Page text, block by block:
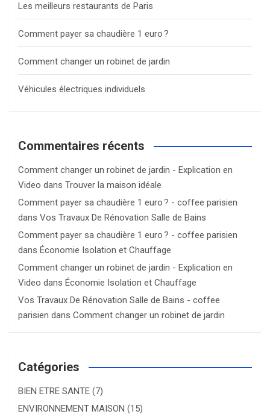
Les meilleurs restaurants de Paris
Comment payer sa chaudière 1 euro ?
Comment changer un robinet de jardin
Véhicules électriques individuels
Commentaires récents
Comment changer un robinet de jardin - Explication en
Video dans Trouver la maison idéale
Comment payer sa chaudière 1 euro ? - coffee parisien
dans Vos Travaux De Rénovation Salle de Bains
Comment payer sa chaudière 1 euro ? - coffee parisien
dans Économie Isolation et Chauffage
Comment changer un robinet de jardin - Explication en
Video dans Économie Isolation et Chauffage
Vos Travaux De Rénovation Salle de Bains - coffee
parisien dans Comment changer un robinet de jardin
Catégories
BIEN ETRE SANTE (7)
ENVIRONNEMENT MAISON (15)